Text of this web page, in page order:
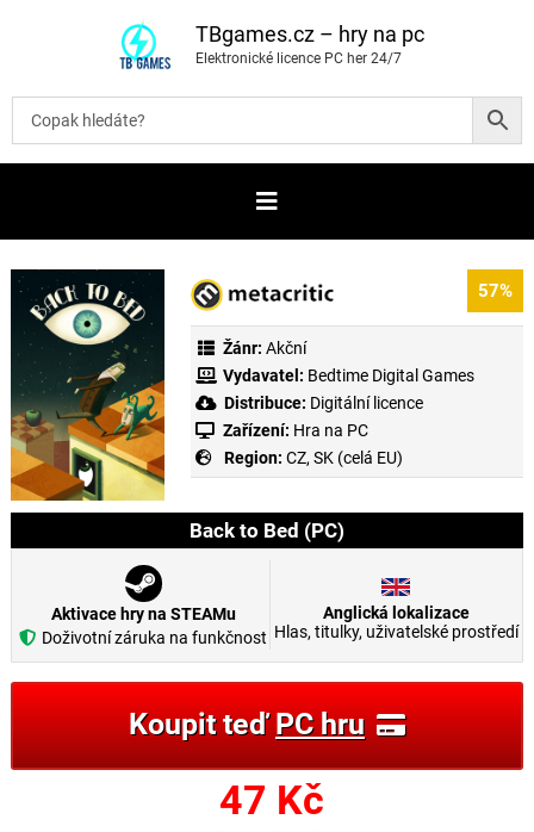
t
b
TBgames.cz – hry na pc
Elektronické licence PC her 24/7
57%
Žánr: Akční
Vydavatel: Bedtime Digital Games
Distribuce: Digitální licence
Zařízení: Hra na PC
Region: CZ, SK (celá EU)
Back to Bed (PC)
Aktivace hry na STEAMu
Doživotní záruka na funkčnost
Anglická lokalizace
Hlas, titulky, uživatelské prostředí
Koupit teďPC hru
47 Kč